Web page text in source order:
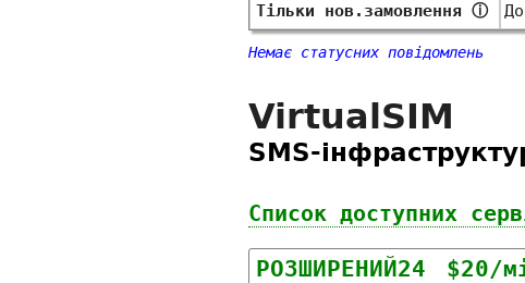
Тільки нов.замовленняⓘ
Немає статусних повідомлень
VirtualSIM
SMS-
Список доступних
РОЗШИРЕНИЙ24
$20/